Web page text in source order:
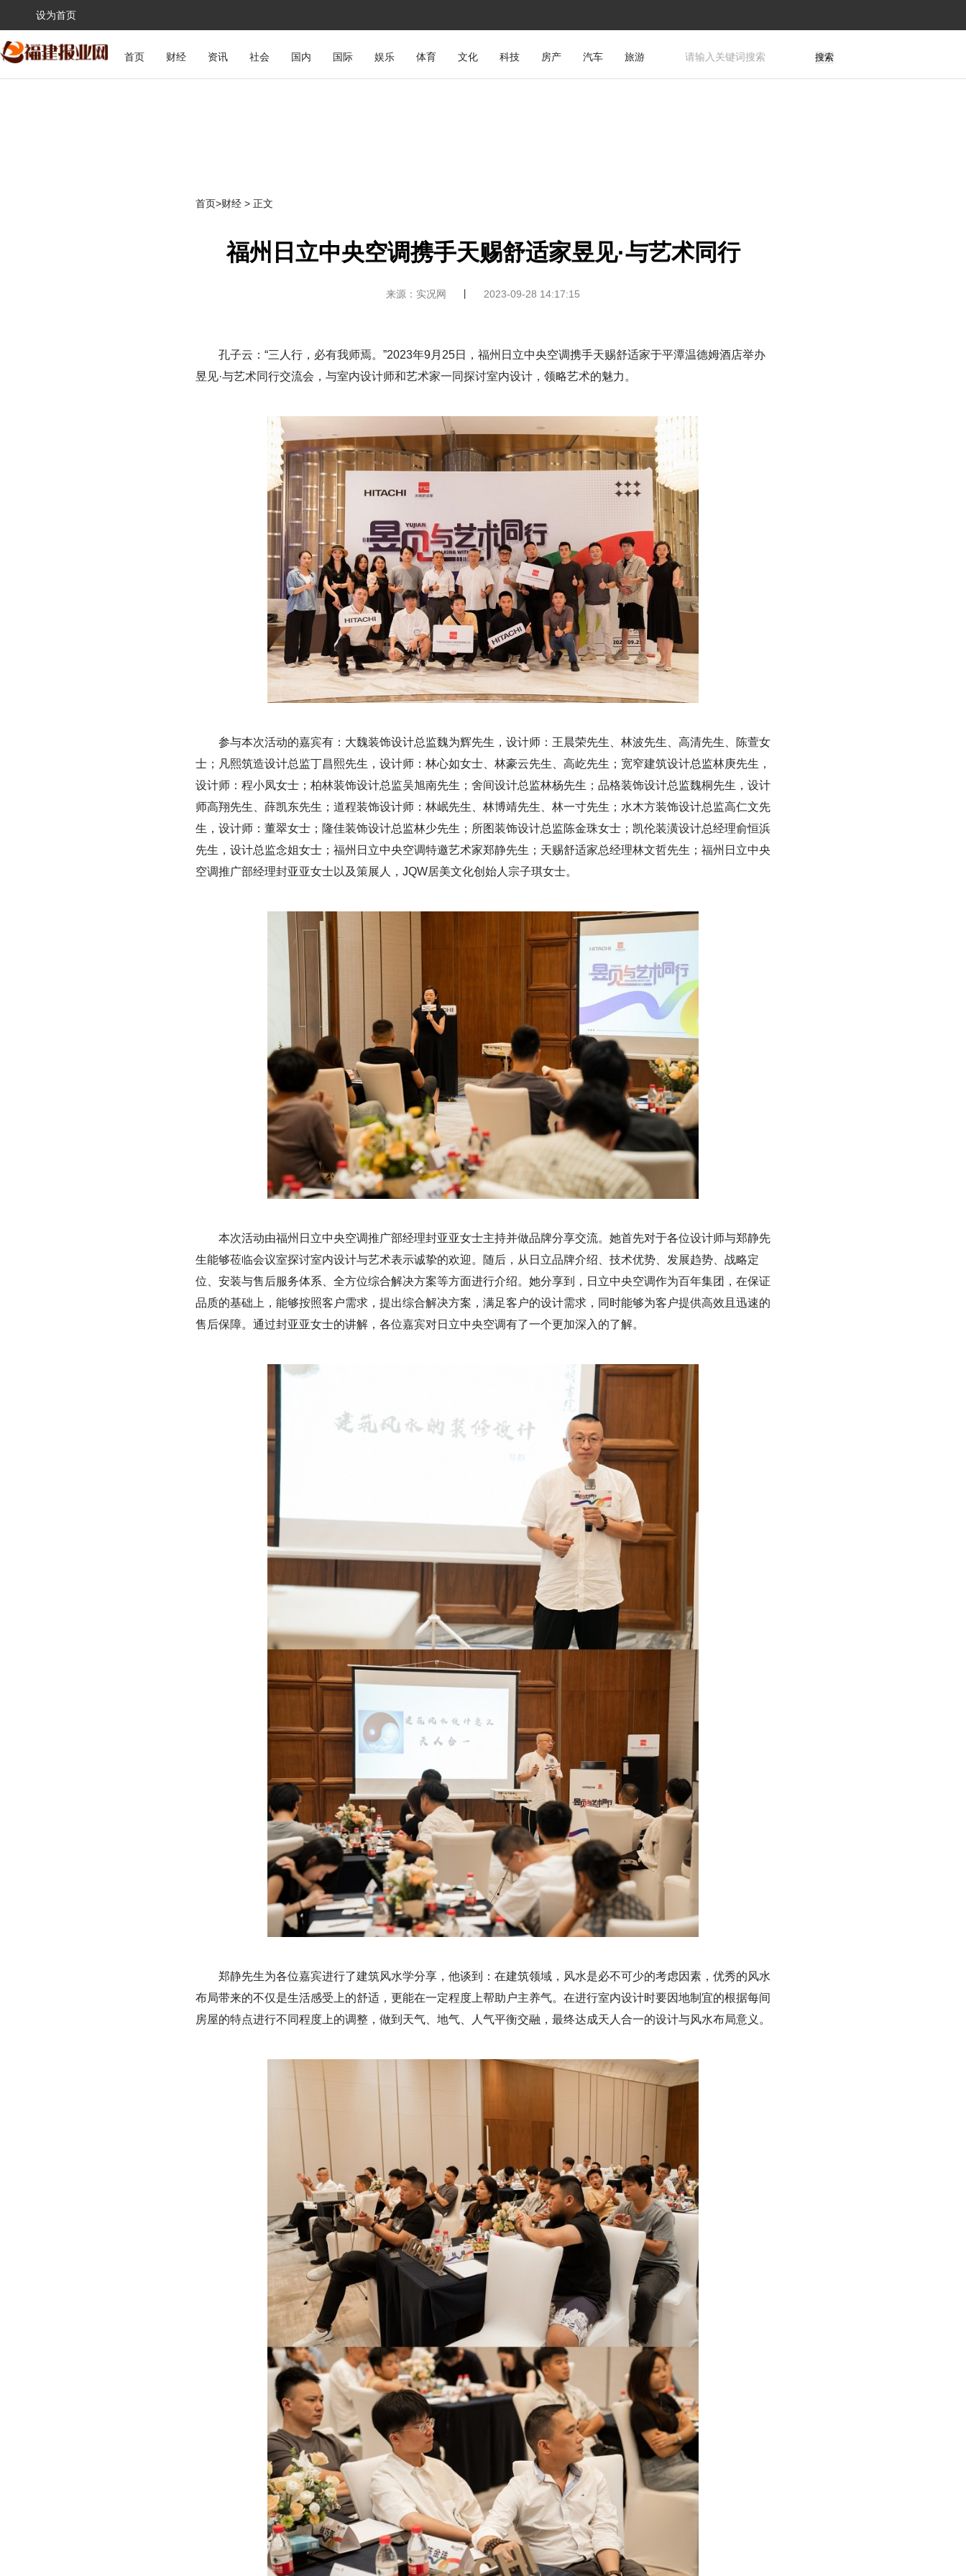
设为首页
首页 财经 资讯 社会 国内 国际 娱乐 体育 文化 科技 房产 汽车 旅游 搜索
首页>财经 > 正文
福州日立中央空调携手天赐舒适家昱见·与艺术同行
来源：实况网 2023-09-28 14:17:15
孔子云：“三人行，必有我师焉。”2023年9月25日，福州日立中央空调携手天赐舒适家于平潭温德姆酒店举办
昱见·与艺术同行交流会，与室内设计师和艺术家一同探讨室内设计，领略艺术的魅力。
参与本次活动的嘉宾有：大魏装饰设计总监魏为辉先生，设计师：王晨荣先生、林波先生、高清先生、陈萱女
士；凡熙筑造设计总监丁昌熙先生，设计师：林心如女士、林豪云先生、高屹先生；宽窄建筑设计总监林庚先生，
设计师：程小凤女士；柏林装饰设计总监吴旭南先生；舍间设计总监林杨先生；品格装饰设计总监魏桐先生，设计
师高翔先生、薛凯东先生；道程装饰设计师：林岷先生、林博靖先生、林一寸先生；水木方装饰设计总监高仁文先
生，设计师：董翠女士；隆佳装饰设计总监林少先生；所图装饰设计总监陈金珠女士；凯伦装潢设计总经理俞恒浜
先生，设计总监念姐女士；福州日立中央空调特邀艺术家郑静先生；天赐舒适家总经理林文哲先生；福州日立中央
空调推广部经理封亚亚女士以及策展人，JQW居美文化创始人宗子琪女士。
本次活动由福州日立中央空调推广部经理封亚亚女士主持并做品牌分享交流。她首先对于各位设计师与郑静先
生能够莅临会议室探讨室内设计与艺术表示诚挚的欢迎。随后，从日立品牌介绍、技术优势、发展趋势、战略定
位、安装与售后服务体系、全方位综合解决方案等方面进行介绍。她分享到，日立中央空调作为百年集团，在保证
品质的基础上，能够按照客户需求，提出综合解决方案，满足客户的设计需求，同时能够为客户提供高效且迅速的
售后保障。通过封亚亚女士的讲解，各位嘉宾对日立中央空调有了一个更加深入的了解。
郑静先生为各位嘉宾进行了建筑风水学分享，他谈到：在建筑领域，风水是必不可少的考虑因素，优秀的风水
布局带来的不仅是生活感受上的舒适，更能在一定程度上帮助户主养气。在进行室内设计时要因地制宜的根据每间
房屋的特点进行不同程度上的调整，做到天气、地气、人气平衡交融，最终达成天人合一的设计与风水布局意义。